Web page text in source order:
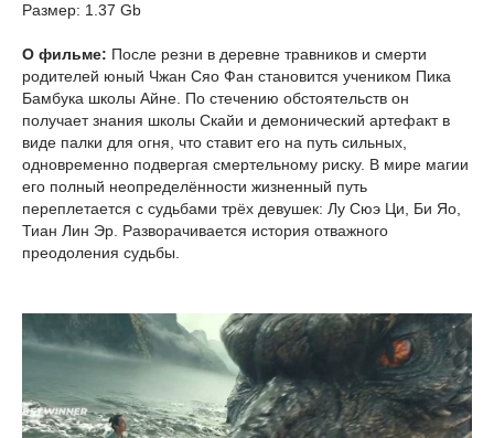
Размер: 1.37 Gb
О фильме: После резни в деревне травников и смерти
родителей юный Чжан Сяо Фан становится учеником Пика
Бамбука школы Айне. По стечению обстоятельств он
получает знания школы Скайи и демонический артефакт в
виде палки для огня, что ставит его на путь сильных,
одновременно подвергая смертельному риску. В мире магии
его полный неопределённости жизненный путь
переплетается с судьбами трёх девушек: Лу Сюэ Ци, Би Яо,
Тиан Лин Эр. Разворачивается история отважного
преодоления судьбы.